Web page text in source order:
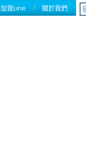
加我Line 關於我們